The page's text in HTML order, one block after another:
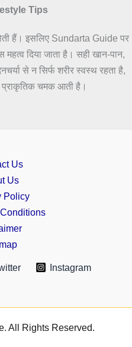
Tips
हैं। इसलिए Sundarta Guide पर
दिया जाता है। सही खान-पान,
से न सिर्फ शरीर स्वस्थ रहता है,
प्राकृतिक चमक आती है।
Us
Us
Policy
Instagram
All Rights Reserved.